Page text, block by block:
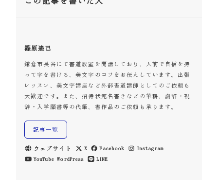
篠原遙己
鎌倉市長谷にて書道教室を開講しており、人前で自信を持
って字を書ける、美文字のコツをお伝えしています。出張
レッスン、美文字講座など外部書道講師としてのご依頼も
大歓迎です。また、招待状宛名書きなどの筆耕、謝辞・祝
辞・入学願書等の代筆、書作品のご依頼も承ります。
記事一覧
ウェブサイト X Facebook
Instagram
YouTube WordPress LINE